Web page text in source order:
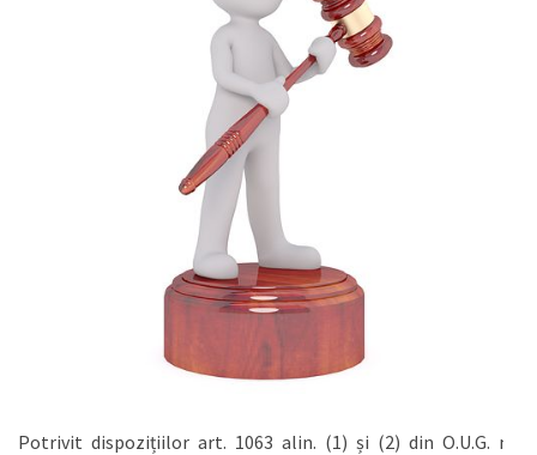
Potrivit dispozițiilor art. 1063 alin. (1) și (2) din O.U.G. nr.